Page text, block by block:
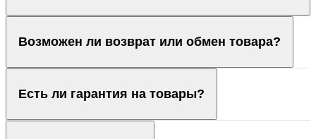
Возможен ли возврат или обмен товара?
Есть ли гарантия на товары?